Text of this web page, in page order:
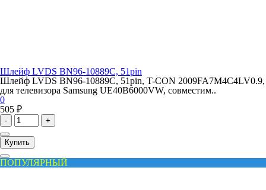
Шлейф LVDS BN96-10889C, 51pin
Шлейф LVDS BN96-10889C, 51pin, T-CON 2009FA7M4C4LV0.9,
для телевизора Samsung UE40B6000VW, совместим..
0
505 ₽
- +
Купить
ПОПУЛЯРНЫЙ